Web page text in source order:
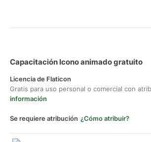
Capacitación Icono animado gratuito
Licencia de Flaticon
Gratis para uso personal o comercial con
información
Se requiere atribución ¿Cómo atribuir?